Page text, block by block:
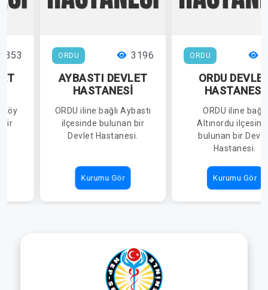
bir
ORDU 3196
AYBASTI DEVLET
HASTANESİ
ORDU iline bağlı Aybastı
ilçesinde bulunan bir
Devlet Hastanesi.
Kurumu Gör
ORDU
ORDU
HASTANESİ
ORDU iline bağlı
Altınordu
bulunan bir
Hastanesi.
Kurumu Gör